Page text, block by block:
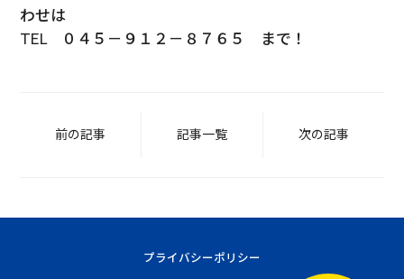
わせは
TEL ０４５－９１２－８７６５ まで！
前の記事 記事一覧 次の記事
プライバシーポリシー